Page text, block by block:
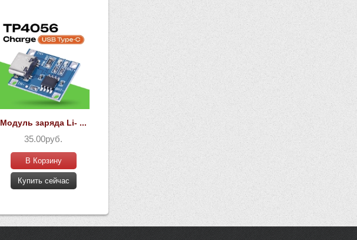
Модуль заряда Li- ...
35.00руб.
В Корзину
Купить сейчас